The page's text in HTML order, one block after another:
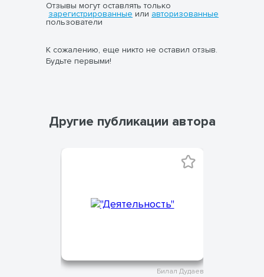
Отзывы могут оставлять только
зарегистрированные или авторизованные
пользователи
К сожалению, еще никто не оставил отзыв.
Будьте первыми!
Другие публикации автора
Билал Дудаев